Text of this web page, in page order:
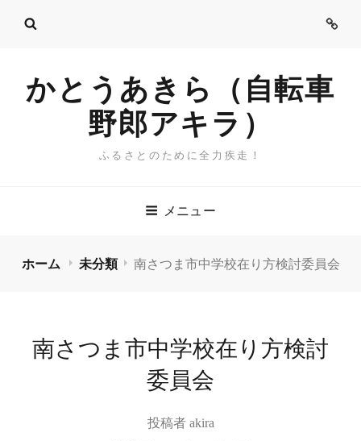
ご
かとうあきら（自転車
野郎アキラ）
ふるさとのために全力疾走！
メニュー
ホーム 未分類 南さつま市中学校在り方検討委員会
南さつま市中学校在り方検討
委員会
投稿者 akira